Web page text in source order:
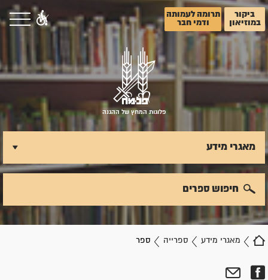
ביקור
במוזיאון
תרומה לעמותה
ודמי חבר
פלוגות המחץ של ההגנה
מאגרי מידע ספרייה ספר
מאגרי מידע
חיפוש ספרים